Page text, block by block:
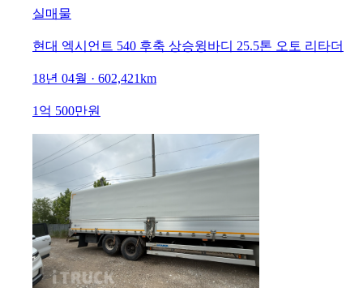
실매물
현대 엑시언트 540 후축 상승윙바디 25.5톤 오토 리타더
18년 04월 · 602,421km
1억 500만원